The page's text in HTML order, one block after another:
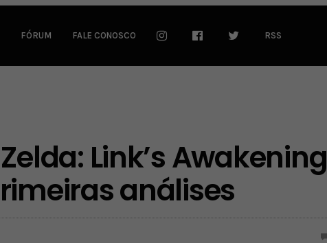
FÓRUM FALE CONOSCO RSS
Link’s Awakening
análises